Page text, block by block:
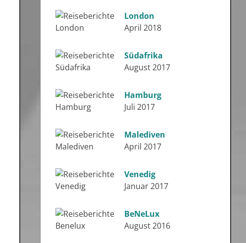
London
April 2018
Südafrika
August 2017
Hamburg
Juli 2017
Malediven
April 2017
Venedig
Januar 2017
BeNeLux
August 2016